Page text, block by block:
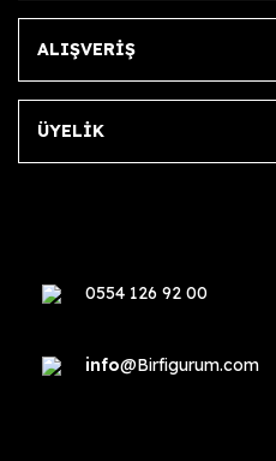
ALIŞVERİŞ
ÜYELİK
0554 126 92 00
info@Birfigurum.com